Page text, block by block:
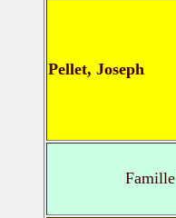
Pellet, Joseph
Famille